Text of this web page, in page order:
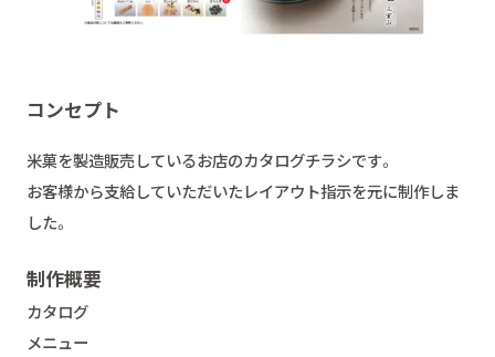
コンセプト
米菓を製造販売しているお店のカタログチラシです。
お客様から支給していただいたレイアウト指示を元に制作しま
した。
制作概要
カタログ
メニュー